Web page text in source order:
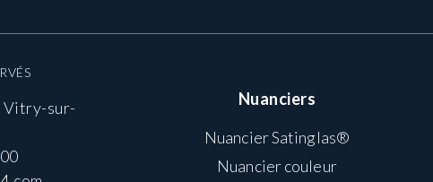
Vitry-sur-
Nuanciers
Nuancier Satinglas®
Nuancier couleur